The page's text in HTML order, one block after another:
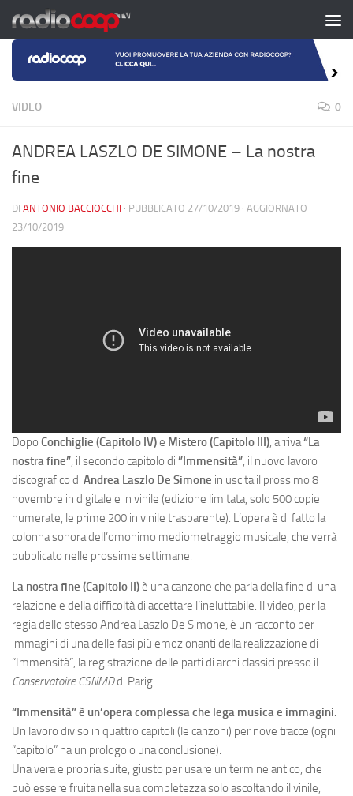
Salta al contenuto
VIDEO 0
ANDREA LASZLO DE SIMONE – La nostra
fine
DI ANTONIO BACCIOCCHI · PUBBLICATO 27/10/2019 · AGGIORNATO
23/10/2019
Dopo Conchiglie (Capitolo IV)e Mistero (Capitolo III), arriva“La
nostra fine”, il secondo capitolo di ”Immensità”, il nuovo lavoro
discografico di Andrea Laszlo De Simone in uscita il prossimo 8
novembre in digitale e in vinile (edizione limitata, solo 500 copie
numerate, le prime 200 in vinile trasparente). L’opera è di fatto la
colonna sonora dell’omonimo mediometraggio musicale, che verrà
pubblicato nelle prossime settimane.
La nostra fine (Capitolo II)è una canzone che parla della fine di una
relazione e della difficoltà di accettare l’ineluttabile. Il video, per la
regia dello stesso Andrea Laszlo De Simone, è un racconto per
immagini di una delle fasi più emozionanti della realizzazione di
“Immensità”, la registrazione delle parti di archi classici presso il
Conservatoire CSNMDdi Parigi.
“Immensità” è un’opera complessa che lega musica e immagini.
Un lavoro diviso in quattro capitoli (le canzoni) per nove tracce (ogni
“capitolo” ha un prologo o una conclusione).
Una vera e propria suite, giusto per usare un termine antico, che
può essere fruita nella sua completezza solo ascoltando il vinile,